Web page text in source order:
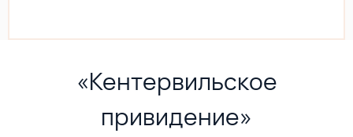
«Кентервильское
привидение»